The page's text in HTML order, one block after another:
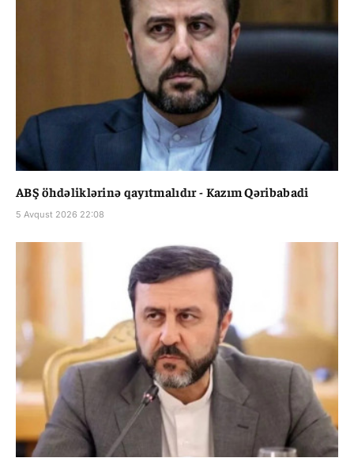
ABŞ öhdəliklərinə qayıtmalıdır - Kazım Qəribabadi
5 Avqust 2026 22:08